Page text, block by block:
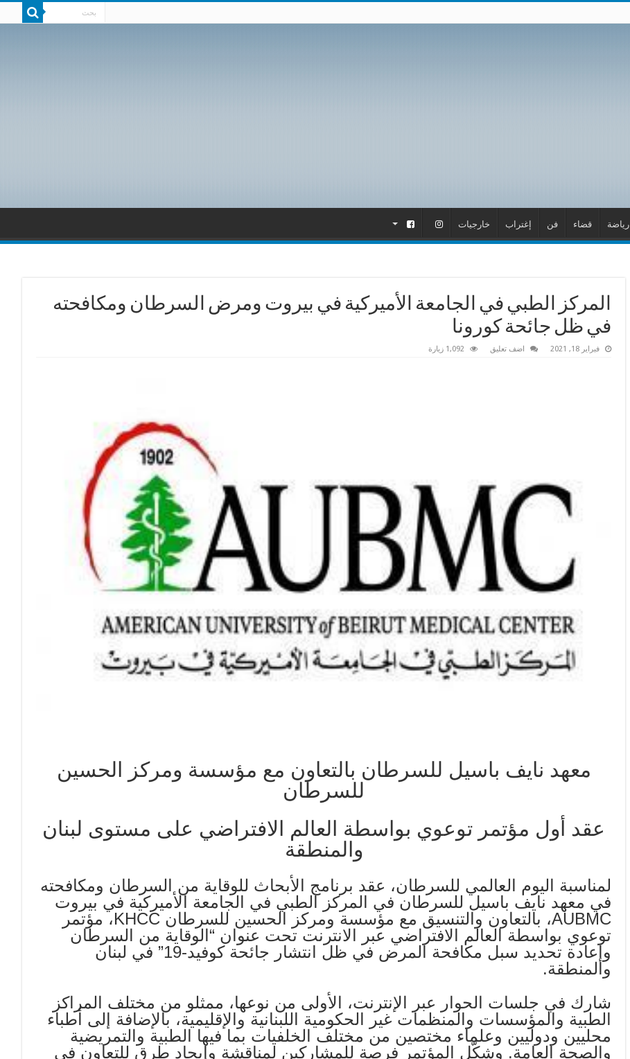
رياضة قضاء فن إغتراب خارجيات
المركز الطبي في الجامعة الأميركية في بيروت ومرض السرطان ومكافحته
في ظل جائحة كورونا
فبراير 18, 2021 اضف تعليق 1,092 زيارة
معهد نايف باسيل للسرطان بالتعاون مع مؤسسة ومركز الحسين
للسرطان
عقد أول مؤتمر توعوي بواسطة العالم الافتراضي على مستوى لبنان
والمنطقة
لمناسبة اليوم العالمي للسرطان، عقد برنامج الأبحاث للوقاية من السرطان ومكافحته
في معهد نايف باسيل للسرطان في المركز الطبي في الجامعة الأميركية في بيروت
AUBMC، بالتعاون والتنسيق مع مؤسسة ومركز الحسين للسرطان KHCC، مؤتمر
توعوي بواسطة العالم الافتراضي عبر الانترنت تحت عنوان “الوقاية من السرطان
وإعادة تحديد سبل مكافحة المرض في ظل انتشار جائحة كوفيد-19” في لبنان
والمنطقة.
شارك في جلسات الحوار عبر الإنترنت، الأولى من نوعها، ممثلو من مختلف المراكز
الطبية والمؤسسات والمنظمات غير الحكومية اللبنانية والإقليمية، بالإضافة إلى أطباء
محليين ودوليين وعلماء مختصين من مختلف الخلفيات بما فيها الطبية والتمريضية
والصحة العامة. وشكّل المؤتمر فرصة للمشاركين لمناقشة وإيجاد طرق للتعاون في